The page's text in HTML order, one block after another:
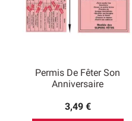
Permis De Fêter Son
Anniversaire
3,49 €